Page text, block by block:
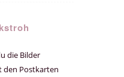
die Bilder
den Postkarten